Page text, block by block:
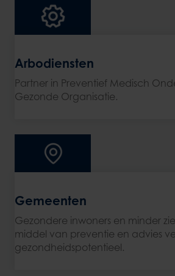
Arbodiensten
Partner in Preventief Medisch
Gezonde Organisatie.
Gemeenten
Gezondere inwoners en minder
middel van preventie en advies
gezondheidspotentieel.